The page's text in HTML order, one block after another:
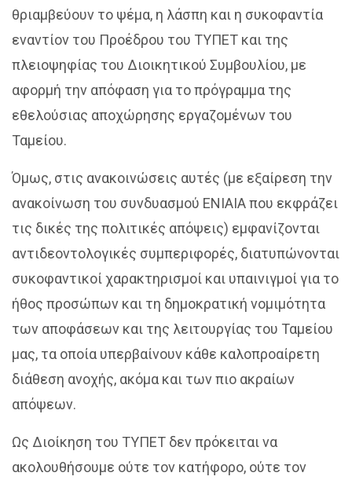
θριαμβεύουν το ψέμα, η λάσπη και η συκοφαντία
εναντίον του Προέδρου του ΤΥΠΕΤ και της
πλειοψηφίας του Διοικητικού Συμβουλίου, με
αφορμή την απόφαση για το πρόγραμμα της
εθελούσιας αποχώρησης εργαζομένων του
Ταμείου.
Όμως, στις ανακοινώσεις αυτές (με εξαίρεση την
ανακοίνωση του συνδυασμού ΕΝΙΑΙΑ που εκφράζει
τις δικές της πολιτικές απόψεις) εμφανίζονται
αντιδεοντολογικές συμπεριφορές, διατυπώνονται
συκοφαντικοί χαρακτηρισμοί και υπαινιγμοί για το
ήθος προσώπων και τη δημοκρατική νομιμότητα
των αποφάσεων και της λειτουργίας του Ταμείου
μας, τα οποία υπερβαίνουν κάθε καλοπροαίρετη
διάθεση ανοχής, ακόμα και των πιο ακραίων
απόψεων.
Ως Διοίκηση του ΤΥΠΕΤ δεν πρόκειται να
ακολουθήσουμε ούτε τον κατήφορο, ούτε τον